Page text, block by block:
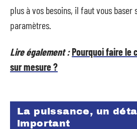
plus à vos besoins, il faut vous baser
paramètres.
Lire également :Pourquoi faire le
sur mesure ?
La puissance, un
important